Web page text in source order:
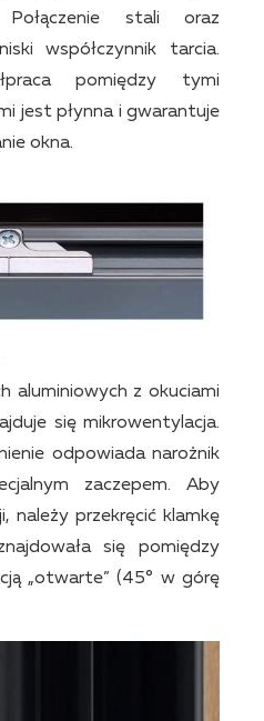
stali oraz
współczynnik tarcia.
pomiędzy tymi
jest płynna i gwarantuje
okna.
aluminiowych z okuciami
się mikrowentylacja.
odpowiada narożnik
zaczepem. Aby
należy przekręcić klamkę
się pomiędzy
„otwarte” (45° w górę